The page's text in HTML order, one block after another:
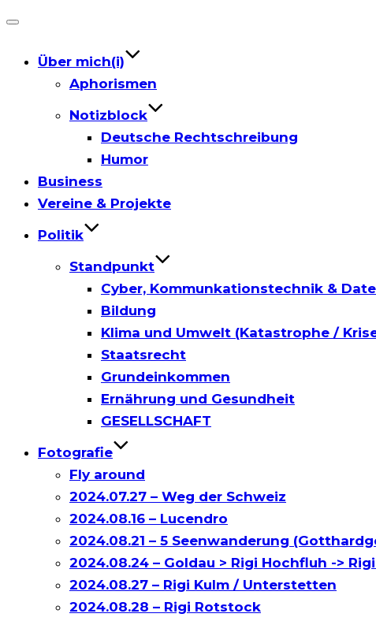
navigation
Über mich(i)
Aphorismen
Notizblock
Deutsche Rechtschreibung
Humor
Business
Vereine & Projekte
Politik
Standpunkt
Cyber, Kommunkationstechnik &
Bildung
Klima und Umwelt (Katastrophe /
Staatsrecht
Grundeinkommen
Ernährung und Gesundheit
GESELLSCHAFT
Fotografie
Fly around
2024.07.27 – Weg der Schweiz
2024.08.16 – Lucendro
2024.08.21 – 5 Seenwanderung
2024.08.24 – Goldau > Rigi Hochfluh ->
2024.08.27 – Rigi Kulm / Unterstetten
2024.08.28 – Rigi Rotstock